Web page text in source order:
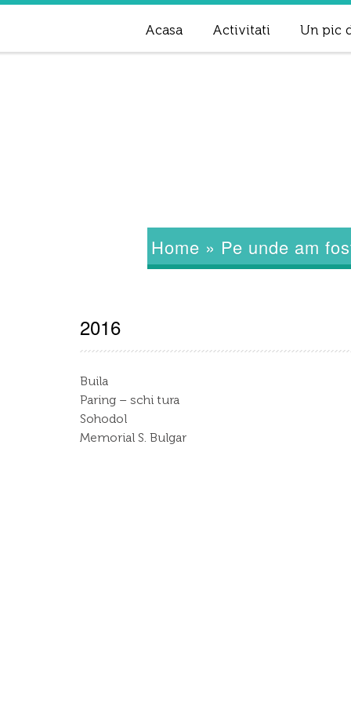
Acasa Activitati Un pic
Home » Pe unde am
2016
Buila
Paring – schi tura
Sohodol
Memorial S. Bulgar